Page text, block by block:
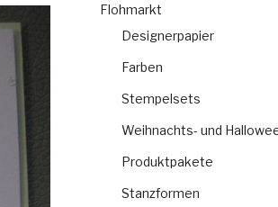
Flohmarkt
Designerpapier
Farben
Stempelsets
Weihnachts- und
Produktpakete
Stanzformen